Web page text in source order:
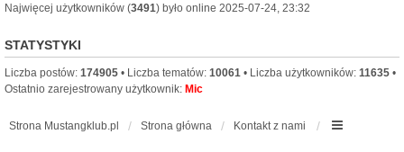
Najwięcej użytkowników (3491) było online 2025-07-24, 23:32
STATYSTYKI
Liczba postów: 174905 • Liczba tematów: 10061 • Liczba użytkowników: 11635 •
Ostatnio zarejestrowany użytkownik: Mic
Strona Mustangklub.pl Strona główna Kontakt z nami